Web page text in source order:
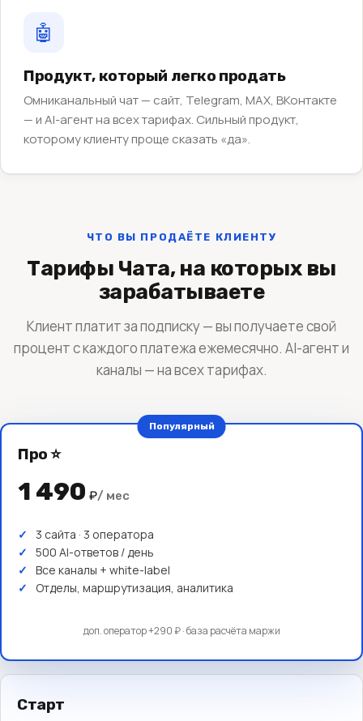
🤖
Продукт, который легко продать
Омниканальный чат — сайт, Telegram, MAX, ВКонтакте
— и AI-агент на всех тарифах. Сильный продукт,
которому клиенту проще сказать «да».
ЧТО ВЫ ПРОДАЁТЕ КЛИЕНТУ
Тарифы Чата, на которых вы
зарабатываете
Клиент платит за подписку — вы получаете свой
процент с каждого платежа ежемесячно. AI-агент и
каналы — на всех тарифах.
Старт
Популярный
Про ⭐
1 490 ₽/ мес
3 сайта · 3 оператора
500 AI-ответов / день
Все каналы + white-label
Отделы, маршрутизация, аналитика
доп. оператор +290 ₽ · база расчёта маржи